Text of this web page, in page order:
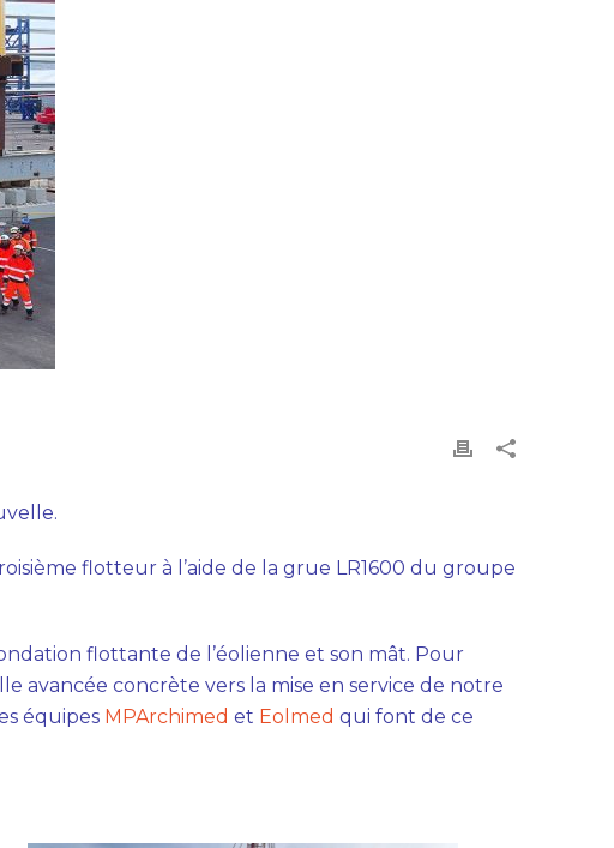
flotteur à l’aide de la grue LR1600 du groupe
flottante de l’éolienne et son mât. Pour
avancée concrète vers la mise en service de notre
équipes MPArchimed et Eolmed qui font de ce